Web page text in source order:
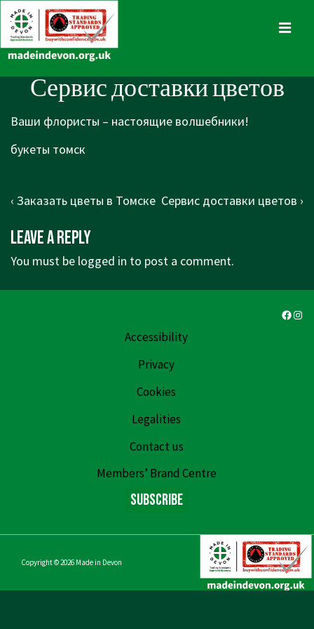
Skip
to
Content
Main
Navigation
Сервис доставки цветов
Ваши флористы – настоящие волшебники!
букеты томск
Post
Previous
is
‹ Заказать цветы в Томске Next
Сервис доставки цветов ›
Leave a Reply
You must be logged in to post a comment.
Accessibility
Privacy
Cookies
Legalities
Contact us
Members’ Brand Centre
Subscribe
Copyright © 2026 Made in Devon